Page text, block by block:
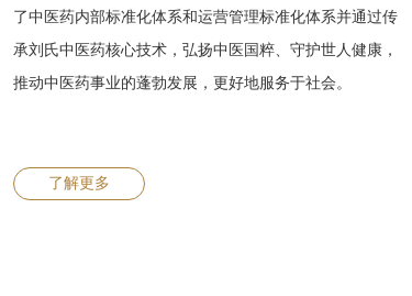
了中医药内部标准化体系和运营管理标准化体系并通过传
承刘氏中医药核心技术，弘扬中医国粹、守护世人健康，
推动中医药事业的蓬勃发展，更好地服务于社会。
了解更多